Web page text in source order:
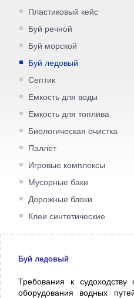
Пластиковый кейс
Буй речной
Буй морской
Буй ледовый
Септик
Емкость для воды
Емкость для топлива
Биологическая очистка
Паллет
Игровые комплексы
Мусорные баки
Дорожные блоки
Клеи синтетические
Буй ледовый
Требования к судоходству
оборудования водных